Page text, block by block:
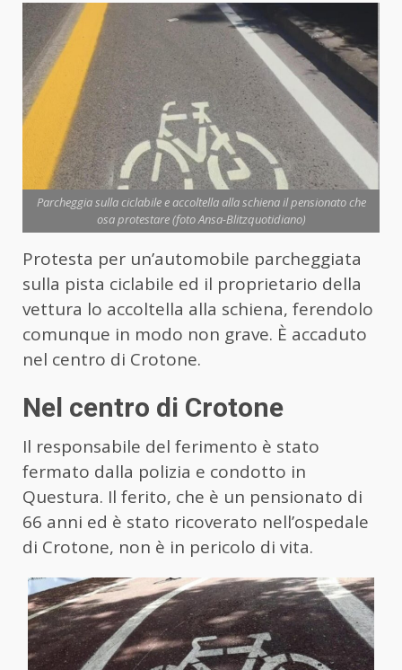
Parcheggia sulla ciclabile e accoltella alla schiena il pensionato che
osa protestare (foto Ansa-Blitzquotidiano)
Protesta per un’automobile parcheggiata
sulla pista ciclabile ed il proprietario della
vettura lo accoltella alla schiena, ferendolo
comunque in modo non grave. È accaduto
nel centro di Crotone.
Nel centro di Crotone
Il responsabile del ferimento è stato
fermato dalla polizia e condotto in
Questura. Il ferito, che è un pensionato di
66 anni ed è stato ricoverato nell’ospedale
di Crotone, non è in pericolo di vita.